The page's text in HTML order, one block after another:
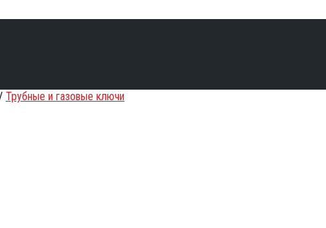
Трубные и газовые ключи